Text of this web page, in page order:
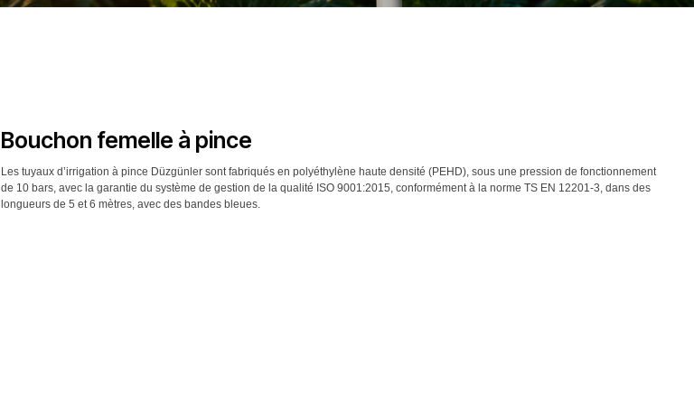
Bouchon femelle à pince
Les tuyaux d’irrigation à pince Düzgünler sont fabriqués en polyéthylène haute densité (PEHD), sous une pression de fonctionnement
de 10 bars, avec la garantie du système de gestion de la qualité ISO 9001:2015, conformément à la norme TS EN 12201-3, dans des
longueurs de 5 et 6 mètres, avec des bandes bleues.